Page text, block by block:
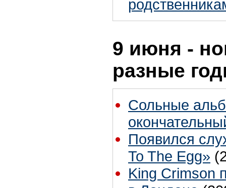
9 июня -
разные
Сольные
Появился
To The Egg»
King Crimson